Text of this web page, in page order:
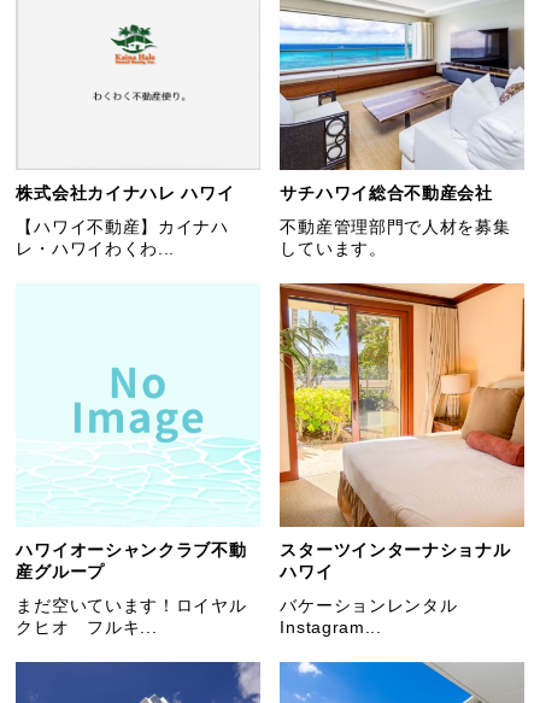
株式会社カイナハレ ハワイ
【ハワイ不動産】カイナハ
レ・ハワイわくわ...
サチハワイ総合不動産会社
不動産管理部門で人材を募集
しています。
ハワイオーシャンクラブ不動
産グループ
まだ空いています！ロイヤル
クヒオ フルキ...
スターツインターナショナル
ハワイ
バケーションレンタル
Instagram...